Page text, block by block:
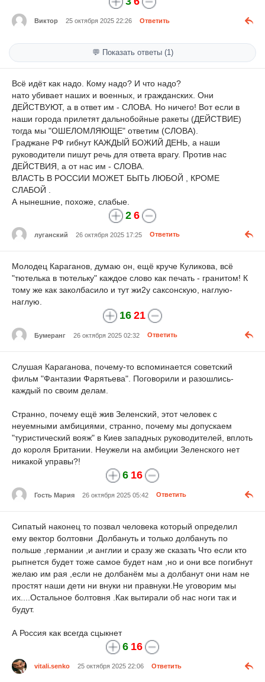
Виктор 25 октября 2025 22:26 Ответить
💬 Показать ответы (1)
Всё идёт как надо. Кому надо? И что надо?
нато убивает наших и военных, и гражданских. Они
ДЕЙСТВУЮТ, а в ответ им - СЛОВА. Но ничего! Вот если в
наши города прилетят дальнобойные ракеты (ДЕЙСТВИЕ)
тогда мы "ОШЕЛОМЛЯЮЩЕ" ответим (СЛОВА).
Граджане РФ гибнут КАЖДЫЙ БОЖИЙ ДЕНЬ, а наши
руководители пишут речь для ответа врагу. Против нас
ДЕЙСТВИЯ, а от нас им - СЛОВА.
ВЛАСТЬ В РОССИИ МОЖЕТ БЫТЬ ЛЮБОЙ , КРОМЕ
СЛАБОЙ .
А нынешние, похоже, слабые.
2 6
луганский 26 октября 2025 17:25 Ответить
Молодец Караганов, думаю он, ещё круче Куликова, всё
"тютелька в тютельку" каждое слово как печать - гранитом! К
тому же как заколбасило и тут жи2у саксонскую, наглую-
наглую.
16 21
Бумеранг 26 октября 2025 02:32 Ответить
Слушая Караганова, почему-то вспоминается советский
фильм "Фантазии Фарятьева". Поговорили и разошлись-
каждый по своим делам.
Странно, почему ещё жив Зеленский, этот человек с
неуемными амбициями, странно, почему мы допускаем
"туристический вояж" в Киев западных руководителей, вплоть
до короля Британии. Неужели на амбиции Зеленского нет
никакой управы?!
6 16
Гость Мария 26 октября 2025 05:42 Ответить
Сипатый наконец то позвал человека который определил
ему вектор болтовни .Долбануть и только долбануть по
польше ,германии ,и англии и сразу же сказать Что если кто
рыпнется будет тоже самое будет нам ,но и они все погибнут
желаю им рая ,если не долбанём мы а долбанут они нам не
простят наши дети ни внуки ни правнуки.Не уговорим мы
их....Остальное болтовня .Как вытирали об нас ноги так и
будут.
А Россия как всегда сцыкнет
6 16
vitali.senko 25 октября 2025 22:06 Ответить